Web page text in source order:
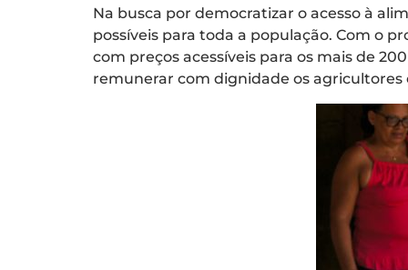
Na busca por democratizar o acesso à
possíveis para toda a população. Com o
com preços acessíveis para os mais de
remunerar com dignidade os agricultores